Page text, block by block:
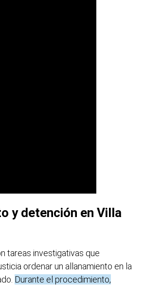
y detención en Villa
tareas investigativas que
ordenar un allanamiento en la
Durante el procedimiento,